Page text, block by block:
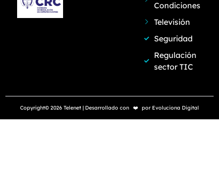
Condiciones
Televisión
Seguridad
Regulación
sector TIC
Copyright© 2026 Telenet | Desarrollado con ❤️ por Evoluciona Digital